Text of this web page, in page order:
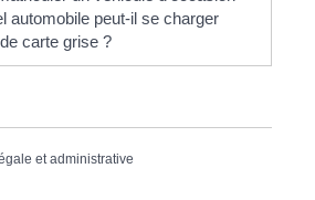
automobile peut-il se charger
carte grise ?
et administrative